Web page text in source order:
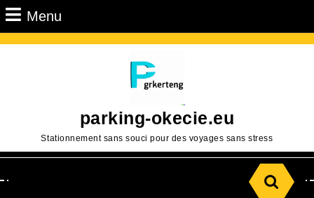
Passer
au
Menu
parking-okecie.eu
Stationnement sans souci pour des voyages sans stress